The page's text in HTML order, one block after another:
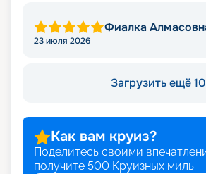
Фиалка
23 июля 2026
Загрузить ещё 10
Как вам круиз?
Поделитесь своими
получите 500 Круизных миль